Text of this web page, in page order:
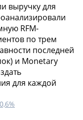
выручку для
RFM-
по трем
последней
и Monetary
для каждой